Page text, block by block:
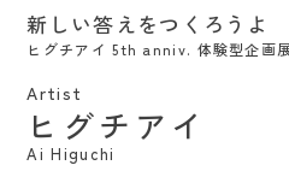
新しい答えをつくろうよ
ヒグチアイ 5th anniv. 体験型企画
Artist
ヒグチアイ
Ai Higuchi